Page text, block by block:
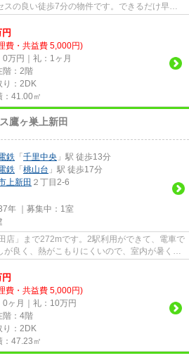
の良い徒歩7分の物件です。できるだけ早め
円
費・共益費 5,000円)
0万円｜礼：1ヶ月
階：2階
り：2DK
：41.00㎡
鷹ヶ巣上新田
鉄 「 千里中央 」駅 徒歩13分
鉄 「 桃山台 」駅 徒歩17分
上新田 ２丁目2-6
年 ｜募集中： 1室
店」まで272mです。2駅利用ができて、電車で
良く、熱がこもりにくいので、室内が暑くな
円
費・共益費 5,000円)
0ヶ月｜礼：10万円
階：4階
り：2DK
：47.23㎡